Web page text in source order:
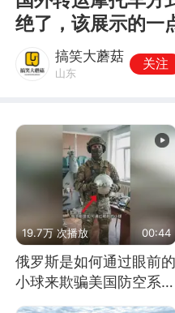
绝了，该展示的一
搞笑大蘑菇
山东
关注
19.7万 次播放 00:44
俄罗斯是如何通过眼前的
小球来欺骗美国防空系统
的